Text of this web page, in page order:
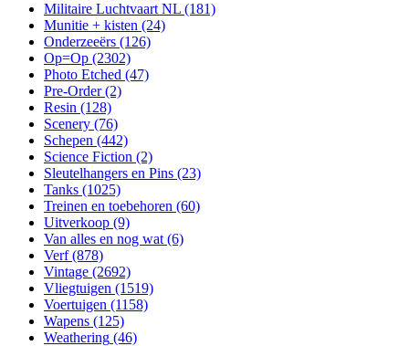
Militaire Luchtvaart NL (181)
Munitie + kisten (24)
Onderzeeërs (126)
Op=Op (2302)
Photo Etched (47)
Pre-Order (2)
Resin (128)
Scenery (76)
Schepen (442)
Science Fiction (2)
Sleutelhangers en Pins (23)
Tanks (1025)
Treinen en toebehoren (60)
Uitverkoop (9)
Van alles en nog wat (6)
Verf (878)
Vintage (2692)
Vliegtuigen (1519)
Voertuigen (1158)
Wapens (125)
Weathering (46)